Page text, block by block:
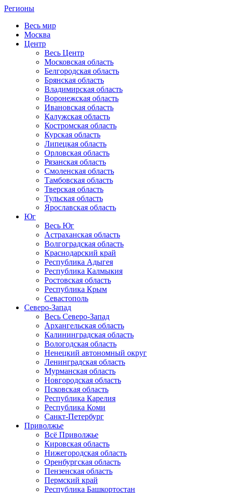
Регионы
Весь мир
Москва
Центр
Весь Центр
Московская область
Белгородская область
Брянская область
Владимирская область
Воронежская область
Ивановская область
Калужская область
Костромская область
Курская область
Липецкая область
Орловская область
Рязанская область
Смоленская область
Тамбовская область
Тверская область
Тульская область
Ярославская область
Юг
Весь Юг
Астраханская область
Волгоградская область
Краснодарский край
Республика Адыгея
Республика Калмыкия
Ростовская область
Республика Крым
Севастополь
Северо-Запад
Весь Северо-Запад
Архангельская область
Калининградская область
Вологодская область
Ненецкий автономный округ
Ленинградская область
Мурманская область
Новгородская область
Псковская область
Республика Карелия
Республика Коми
Санкт-Петербург
Приволжье
Всё Приволжье
Кировская область
Нижегородская область
Оренбургская область
Пензенская область
Пермский край
Республика Башкортостан